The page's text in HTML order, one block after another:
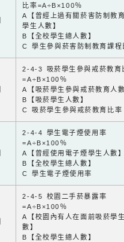
比率=A÷B×100％
A【曾經上過有關菸害防制教
學生人數】
B【全校學生總人數】
C 學生參與菸害防制教育課程
2-4-3 吸菸學生參與戒菸教育
=A÷B×100％
A【吸菸學生參與戒菸教育人
B【吸菸學生人數】
C 吸菸學生參與戒菸教育比率
2-4-4 學生電子煙使用率
=A÷B×100％
A【曾經使用電子煙學生人數
B【全校學生總人數】
C 學生電子煙使用率
2-4-5 校園二手菸暴露率
=A÷B×100％
A【校園內有人在面前吸菸學
數】
B【全校學生總人數】